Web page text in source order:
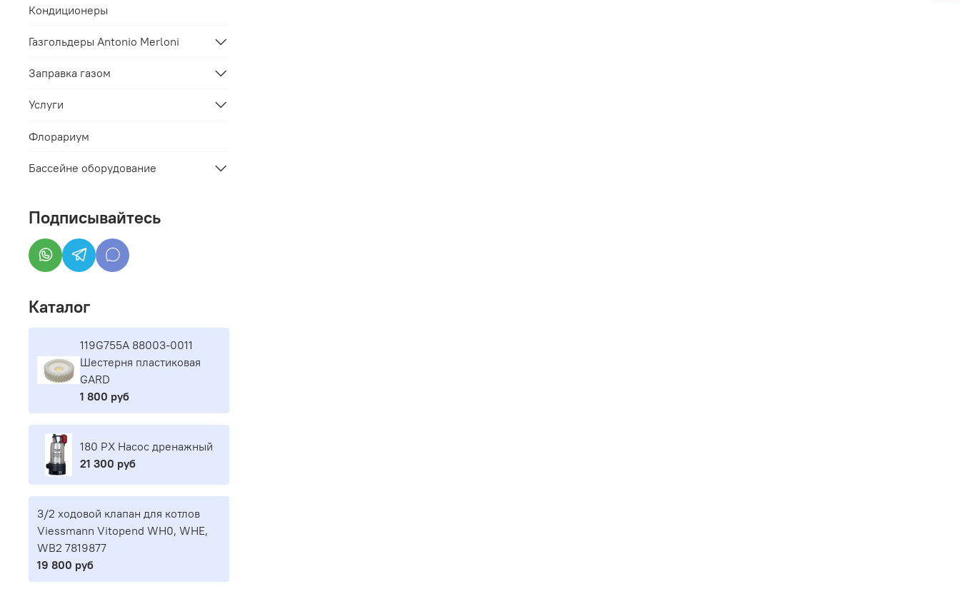
Кондиционеры
Газгольдеры Antonio Merloni
Заправка газом
Услуги
Флорариум
Бассейне оборудование
Подписывайтесь
Каталог
119G755A 88003-0011
Шестерня пластиковая
GARD
1 800 руб
180 PX Насос дренажный
21 300 руб
3/2 ходовой клапан для котлов
Viessmann Vitopend WH0, WHE,
WB2 7819877
19 800 руб